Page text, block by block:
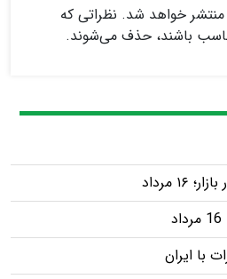
خواهد شد. نظراتی که
باشند، حذف می‌شوند.
مرداد
با ایران